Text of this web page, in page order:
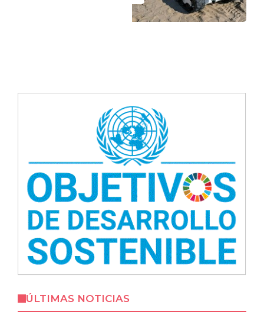
ÚLTIMAS NOTICIAS